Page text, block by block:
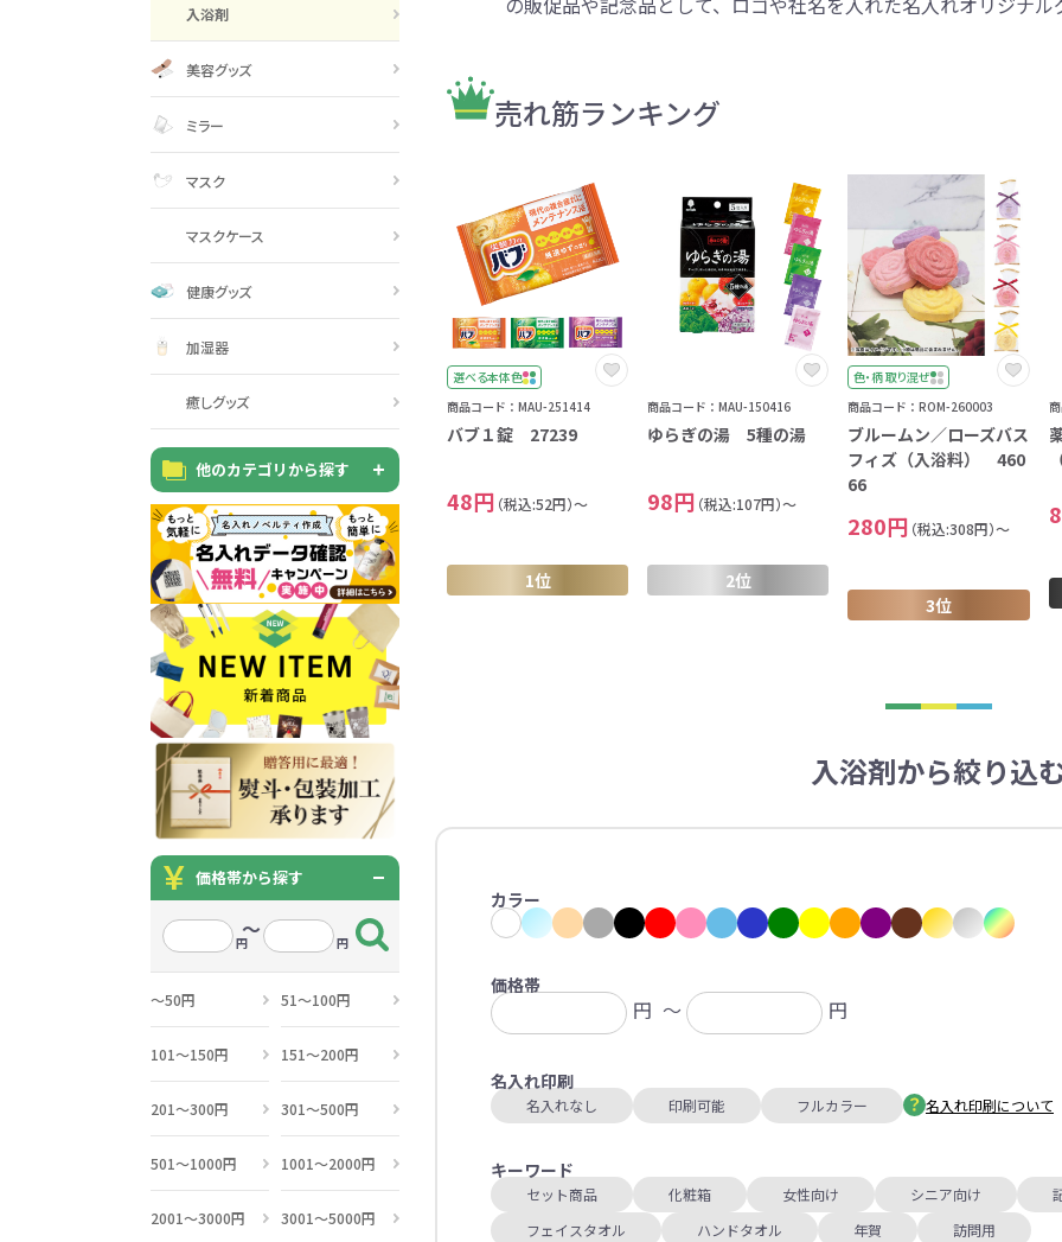
グ全般
コットントートバッグ
バッグ
グ
ポリエステルバッグ ジュート・リネンバッグ
マルシェバッグ
巾着・リュック全般 コットン巾着・リュック 不織布巾着・リュック
ック
ポーチ全般 ポリエステルポーチ コットン
デニムポーチ 化粧ポーチ
ケース全般 コインケース カードケ
マグカップ全般 陶器マグカップ プラスチックマグカップ
プ
タンブラー・ボトル・グラス
タンブラー・ボトル・グ
ラス全般
クリアボトル ペットボトルホルダー グラス
ペン・筆記用具全般
文具・ステーショナリー
全般
ペンケース ブックカバー カレンダ
マグネット クリップ 文具セット その他文
スマホ・タブレットグッ
ズ全般
モバイルバッテリー・充
イヤフォン・ヘッドセッ
ト
スマホリング スマホシ
スマホ対応手袋 その他
パソコングッズ全般
生活用品・生活雑貨
生活用品・生活雑貨全
般
掃除・洗濯用品 収納用品 工具
キーホルダー
ティッシュ全般 ウェットティッシュ トイレットペーパー ボックス
インテリア雑貨全般 フォトフレーム 時計 照明
植物栽培セット
ブランケット・ひざ掛け キッチングッズ
キッチンツール 箸・お弁当グッズ カトラリー
ボウル・プレート
ロス
ラップ・ビニール
防災・防犯グッズ
防災グッズ 防犯グッズ 防災セット
ライト・ランタン
美容・
入浴剤 美容グッズ ミラー
マスクケース 健康グッズ 加湿器
除菌・感染対策グッズ
全般
マスク マスクケース
ウェットテ
ッシュ
抗菌グッズ 石鹸・洗剤 啓発グッズ
タオル・ハンカチ
タオル・ハンカチ全般
うちわ・扇子・ファン全
般
ファン
雨具全般
アウトドア・
アウトドア・レジャーグ
ッズ全般
その他
ひんやりグッズ全般
あったかグッズ
あったかグッズ全般
靴下
お菓子・食品・飲料
お菓子・食品・飲料全般
展示会・セミナー全般 展示会向けバッグ 展示会向けノベルティ
般
再生コットン 再生ＰＥＴ 再生樹脂
再生紙 リサイクルデニム
コルク
バイオマス EVA素材 間伐材 ライスレ
社会貢献機能付き全般 フェアトレード
樹を・サンゴを植える
来店・成約プレゼント
メッセージ入りノベルティ イベント・抽選会
イベント・抽選会全般
お絵かき・ぬりえイベントセ
ット
手作り・工作イベントセット 定番イベ
女性向け抽選会セット 季節の抽選会セット イベントセット追加用品
スポーツ・部活動 ライブ
季節のグッズ
春のノベルティ 夏のノベルティ 秋のノベ
子供向け全般 お菓子系 文具・知育玩具系 イベント
防犯・安心グッズ
女性向け全般 ファッション雑貨 エコ・アイデア雑貨 キッチ
シニア向け全般 健康・癒しグッズ 防犯グッズ
モバイル
け
訪日外国人・インバウ
ンド向け全般
環境保全への取り組み
地球にやさしいエコグッズ エココレ（おしゃれなエコグッズ）
展示会向けバッグ特集 きっと見つかる 探してたポーチ!!
シーン合わせ
タン
スマホに役立つノベルティグッ
ズ
防犯・防災対策ノベルティ
般
SDGs推進 環境保全 交通
学校・教育グッズ 選挙啓発グッズ
ャンパス向け全般
バッグ・ポーチ 部活動 記
メーカー向け全般 アパレル 住宅・不動産
店舗向け全般 カーディーラー 美容系サロン
入浴剤
美容グッズ
ミラー
マスク
マスクケース
健康グッズ
加湿器
癒しグッズ
他のカテゴリから探す
価格帯から探す
円～ 円
～50円 51～100円
101～150円 151～200円
201～300円 301～500円
501～1000円 1001～2000円
2001～3000円 3001～5000円
売れ筋ランキング
選べる本体色
商品コード：MAU-251414
バブ１錠 27239
48円 （税込:52円）～
1位
商品コード：MAU-150416
ゆらぎの湯 5種の湯
98円 （税込:107円）～
2位
色・柄 取り混ぜ
商品コード：ROM-260003
ブルームン／ローズバス
フィズ（入浴料） 460
66
280円 （税込:308円）～
3位
入浴剤から絞り込
カラー
価格帯
円 ～ 円
名入れ印刷
名入れなし 印刷可能 フルカラー 名入れ印刷について
キーワード
セット商品 化粧箱 女性向け シニア向け
フェイスタオル
ハンドタオル 年賀 訪問用